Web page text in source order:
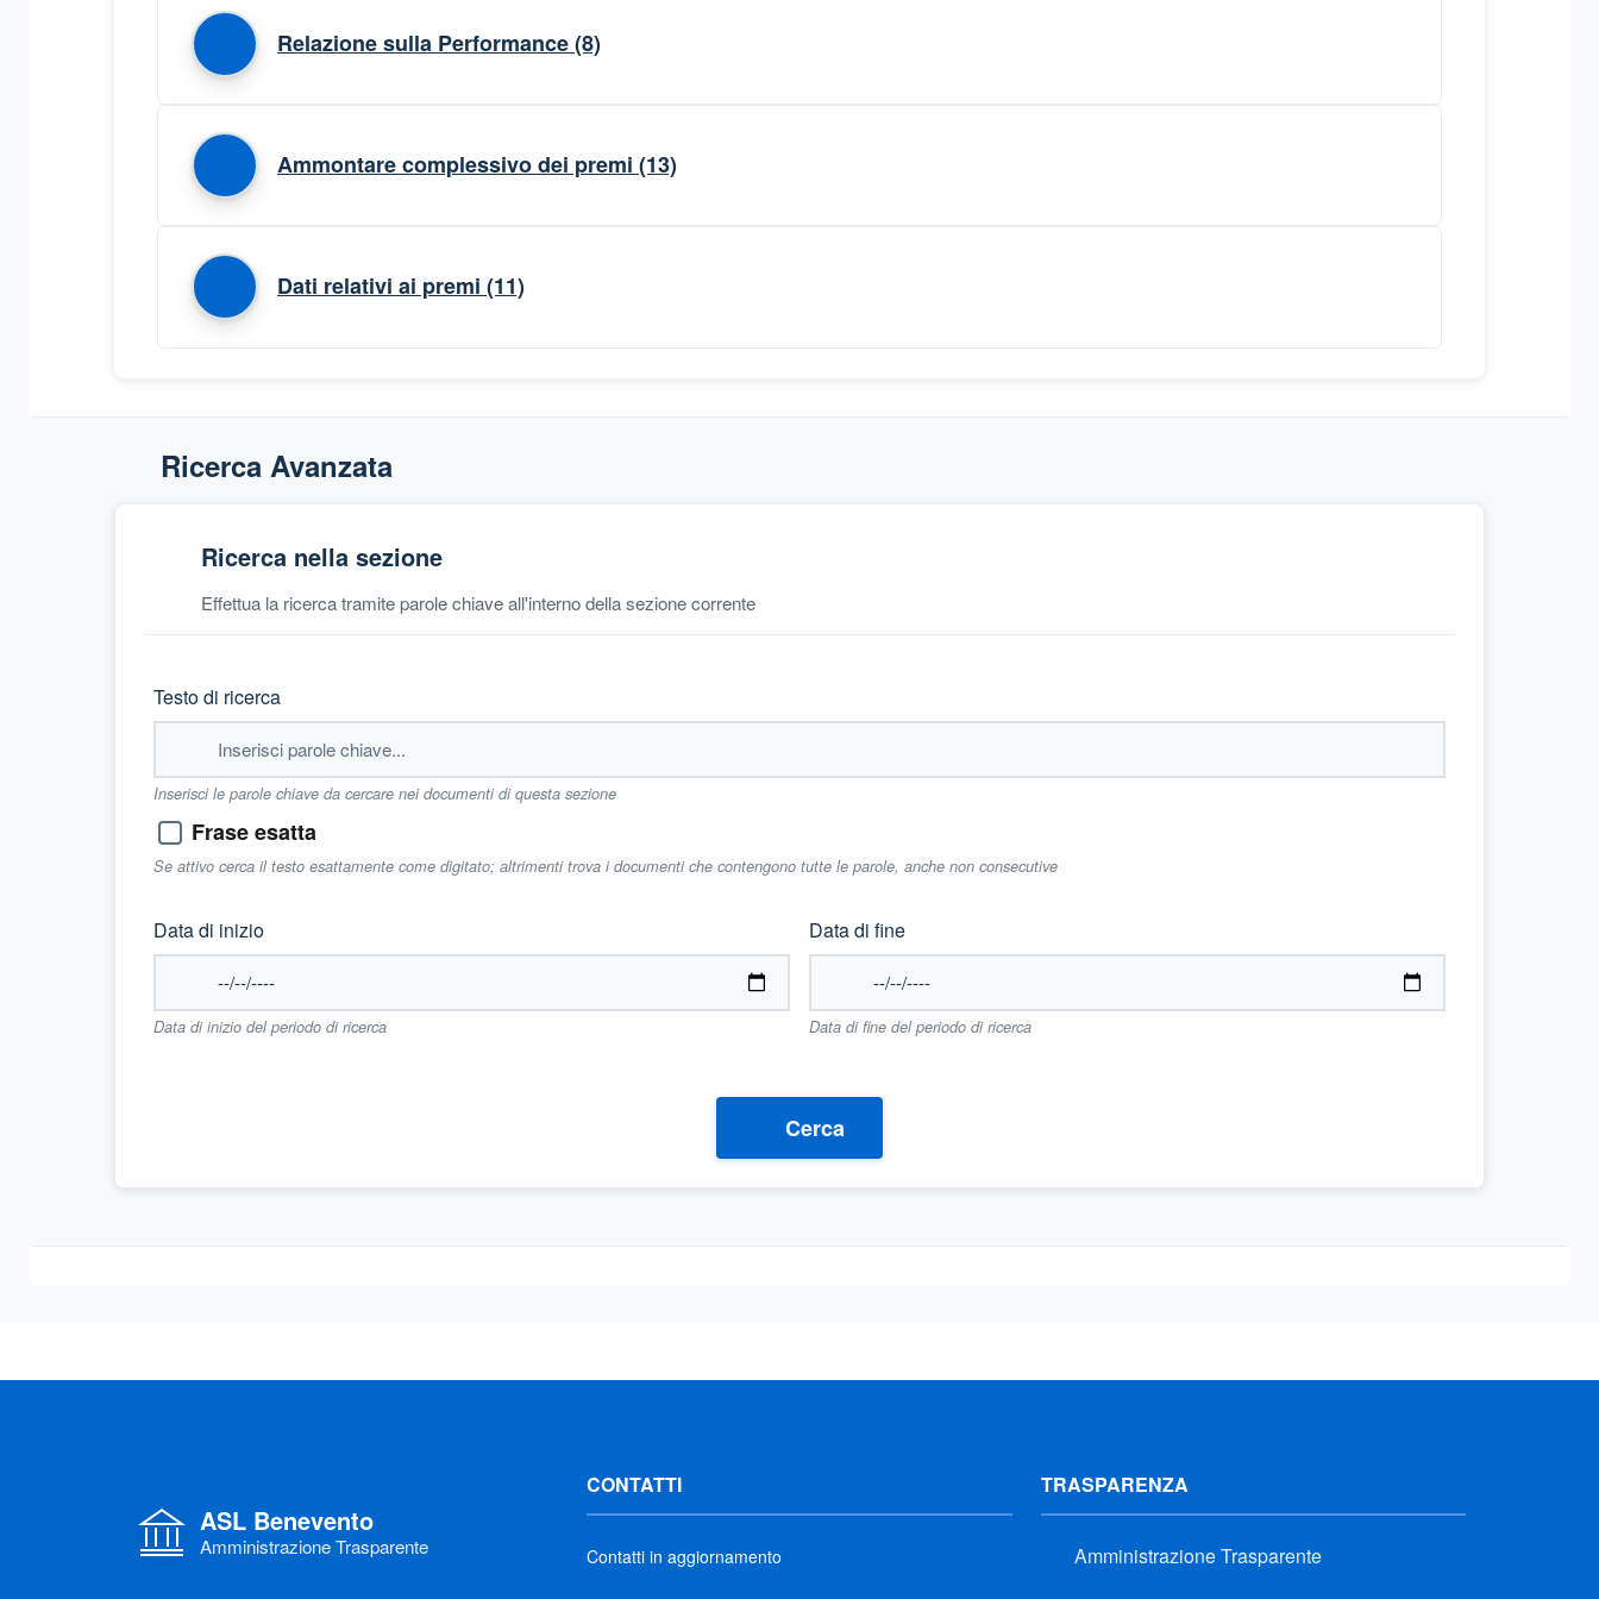
Relazione sulla Performance(8)
Ammontare complessivo dei premi (13)
Dati relativi ai premi (11)
Ricerca Avanzata
Ricerca nella sezione
Effettua la ricerca tramite parole chiave all'interno della sezione corrente
Testo di ricerca
Inserisci le parole chiave da cercare nei documenti di questa sezione
Frase esatta
Se attivo cerca il testo esattamente come digitato; altrimenti trova i documenti che contengono tutte le parole, anche non consecutive
Data di inizio
Data di inizio del periodo di ricerca
Data di fine
Data di fine del periodo di ricerca
Cerca
ASL Benevento
Amministrazione Trasparente
CONTATTI
Contatti in aggiornamento
TRASPARENZA
Amministrazione Trasparente